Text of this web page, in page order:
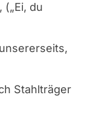
(„Ei, du
Stahlträger